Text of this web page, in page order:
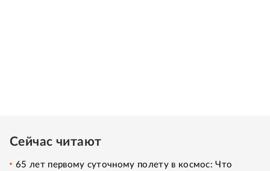
Сейчас читают
65 лет первому суточному полету в космос: Что